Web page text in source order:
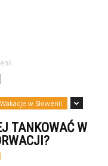
Wakacje w Słowenii
TANKOWAĆ W